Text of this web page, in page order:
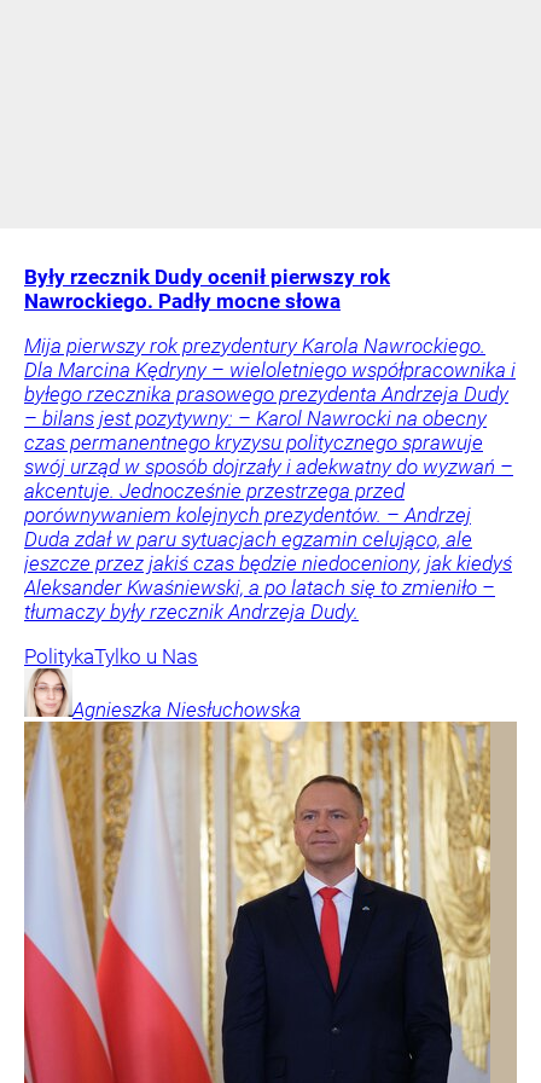
Były rzecznik Dudy ocenił pierwszy rok
Nawrockiego. Padły mocne słowa
Mija pierwszy rok prezydentury Karola Nawrockiego.
Dla Marcina Kędryny – wieloletniego współpracownika i
byłego rzecznika prasowego prezydenta Andrzeja Dudy
– bilans jest pozytywny: – Karol Nawrocki na obecny
czas permanentnego kryzysu politycznego sprawuje
swój urząd w sposób dojrzały i adekwatny do wyzwań –
akcentuje. Jednocześnie przestrzega przed
porównywaniem kolejnych prezydentów. – Andrzej
Duda zdał w paru sytuacjach egzamin celująco, ale
jeszcze przez jakiś czas będzie niedoceniony, jak kiedyś
Aleksander Kwaśniewski, a po latach się to zmieniło –
tłumaczy były rzecznik Andrzeja Dudy.
PolitykaTylko u Nas
Agnieszka Niesłuchowska